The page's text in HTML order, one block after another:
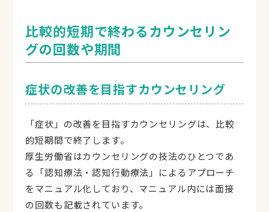
比較的短期で終わるカウンセリン
グの回数や期間
症状の改善を目指すカウンセリング
「症状」の改善を目指すカウンセリングは、比較
的短期間で終了します。
厚生労働省はカウンセリングの技法のひとつであ
る「認知療法・認知行動療法」によるアプローチ
をマニュアル化しており、マニュアル内には面接
の回数も記載されています。